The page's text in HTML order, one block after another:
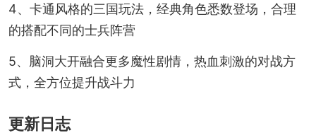
4、卡通风格的三国玩法，经典角色悉数登场，合理
的搭配不同的士兵阵营
5、脑洞大开融合更多魔性剧情，热血刺激的对战方
式，全方位提升战斗力
更新日志